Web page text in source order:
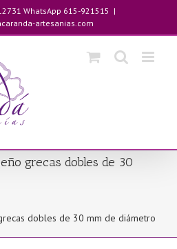
WhatsApp 615-921515 |
artesanias.com
grecas dobles de 30
dobles de 30 mm de diámetro